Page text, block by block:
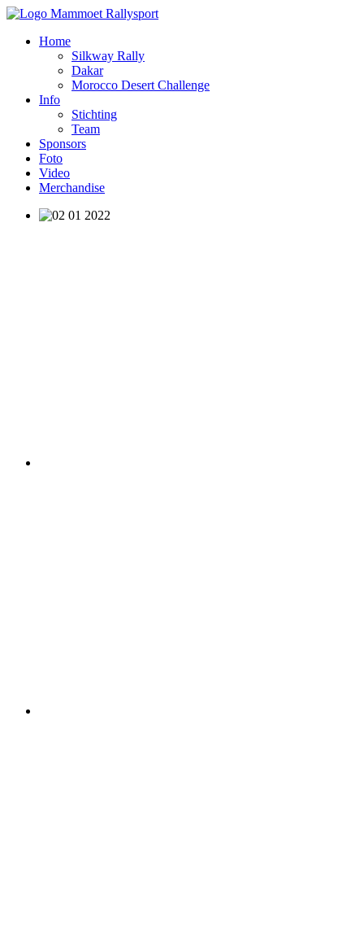
Home
Silkway Rally
Dakar
Morocco Desert Challenge
Info
Stichting
Team
Sponsors
Foto
Video
Merchandise